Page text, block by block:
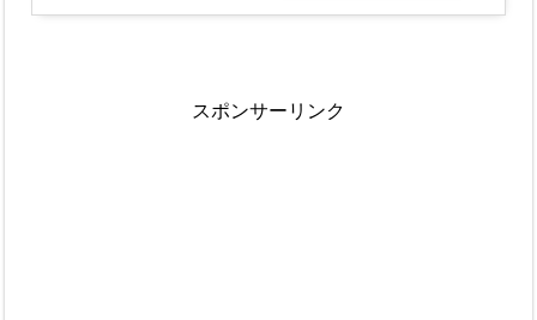
スポンサーリンク